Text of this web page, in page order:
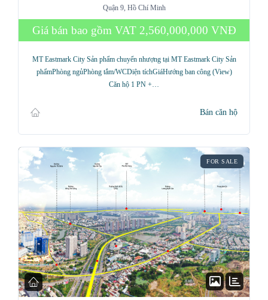
Quận 9, Hồ Chí Minh
Giá bán bao gồm VAT 2,560,000,000 VNĐ
MT Eastmark City Sản phẩm chuyển nhượng tại MT Eastmark City Sản
phẩmPhòng ngủPhòng tắm/WCDiện tíchGiáHướng ban công (View)
Căn hộ 1 PN +…
Bán căn hộ
FOR SALE